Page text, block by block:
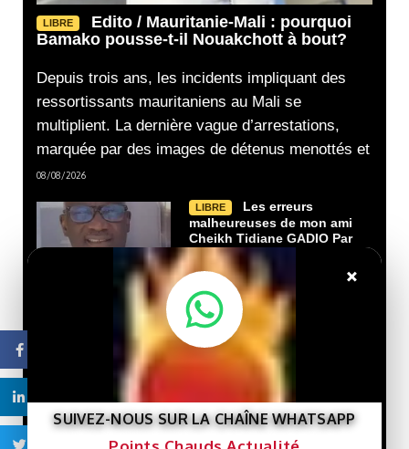
LIBRE
Edito / Mauritanie-Mali : pourquoi
Bamako pousse-t-il Nouakchott à bout?
Depuis trois ans, les incidents impliquant des
ressortissants mauritaniens au Mali se
multiplient. La dernière vague d’arrestations,
marquée par des images de détenus menottés et
08/08/2026
LIBRE
Les erreurs
malheureuses de mon ami
Cheikh Tidiane GADIO Par
Gourmo Abdoul LO
02/08/2026
LIBRE
Nouveau livre :
« Gaza et le destin de la
Palestine »… Une lecture
de l’histoire de la cause
porte de Gaza.
29/07/2026
×
SUIVEZ-NOUS SUR LA CHAÎNE WHATSAPP